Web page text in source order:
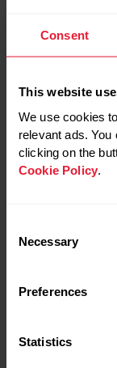
Consent
This website
We use cookies
relevant ads.
clicking on the
Cookie Policy.
Selection
Necessary
Preferences
Statistics
4:57/km
5:02/km
アップ2km ＋
平均ペース5:28/
でした。